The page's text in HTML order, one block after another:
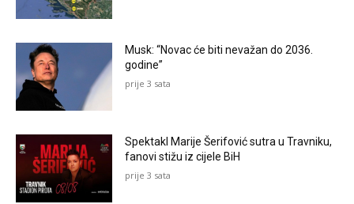
Musk: “Novac će biti nevažan do 2036.
godine”
prije 3 sata
Spektakl Marije Šerifović sutra u Travniku,
fanovi stižu iz cijele BiH
prije 3 sata